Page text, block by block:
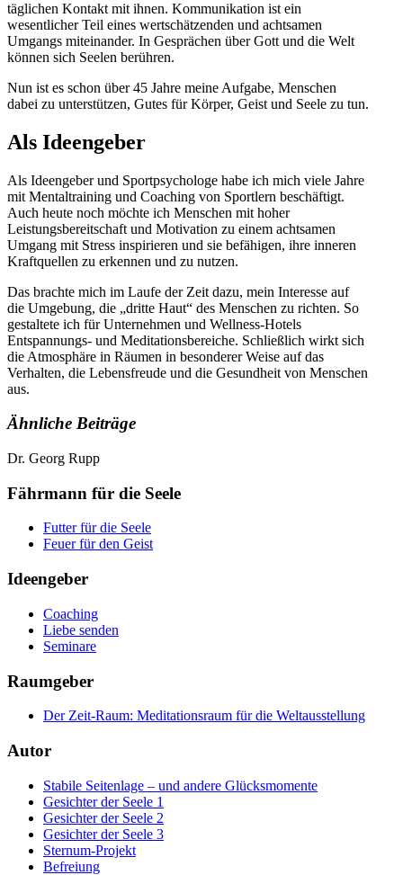
täglichen Kontakt mit ihnen. Kommunikation ist ein
wesentlicher Teil eines wertschätzenden und achtsamen
Umgangs miteinander. In Gesprächen über Gott und die Welt
können sich Seelen berühren.
Nun ist es schon über 45 Jahre meine Aufgabe, Menschen
dabei zu unterstützen, Gutes für Körper, Geist und Seele zu tun.
Als Ideengeber
Als Ideengeber und Sportpsychologe habe ich mich viele Jahre
mit Mentaltraining und Coaching von Sportlern beschäftigt.
Auch heute noch möchte ich Menschen mit hoher
Leistungsbereitschaft und Motivation zu einem achtsamen
Umgang mit Stress inspirieren und sie befähigen, ihre inneren
Kraftquellen zu erkennen und zu nutzen.
Das brachte mich im Laufe der Zeit dazu, mein Interesse auf
die Umgebung, die „dritte Haut“ des Menschen zu richten. So
gestaltete ich für Unternehmen und Wellness-Hotels
Entspannungs- und Meditationsbereiche. Schließlich wirkt sich
die Atmosphäre in Räumen in besonderer Weise auf das
Verhalten, die Lebensfreude und die Gesundheit von Menschen
aus.
Ähnliche Beiträge
Dr. Georg Rupp
Fährmann für die Seele
Futter für die Seele
Feuer für den Geist
Ideengeber
Coaching
Liebe senden
Seminare
Raumgeber
Der Zeit-Raum: Meditationsraum für die Weltausstellung
Autor
Stabile Seitenlage – und andere Glücksmomente
Gesichter der Seele 1
Gesichter der Seele 2
Gesichter der Seele 3
Sternum-Projekt
Befreiung